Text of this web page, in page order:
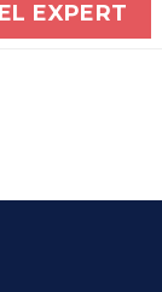
EXPERT